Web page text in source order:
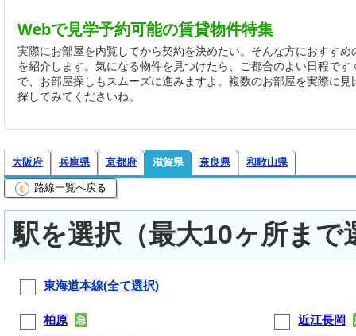
Webで見学予約可能の賃貸物件特集
実際にお部屋を内覧してから契約を決めたい。そんな方におすす
を紹介します。気になる物件を見つけたら、ご都合のよい日程で
で、お部屋探しもスムーズに進みますよ。複数のお部屋を実際に
探してみてくださいね。
大阪府 兵庫県 京都府 滋賀県 奈良県 和歌山県
路線一覧へ戻る
駅を選択（最大10ヶ所まで
東海道本線(全て選択)
柏原 急 近江長岡